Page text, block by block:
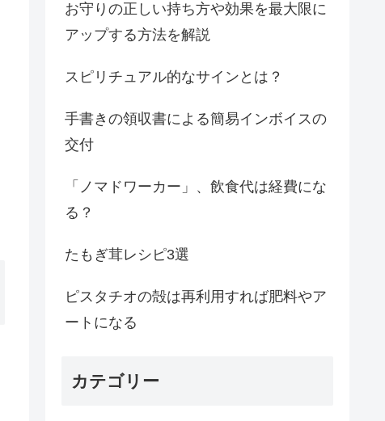
お守りの正しい持ち方や効果を最大限に
アップする方法を解説
スピリチュアル的なサインとは？
手書きの領収書による簡易インボイスの
交付
「ノマドワーカー」、飲食代は経費にな
る？
たもぎ茸レシピ3選
ピスタチオの殻は再利用すれば肥料やア
ートになる
カテゴリー